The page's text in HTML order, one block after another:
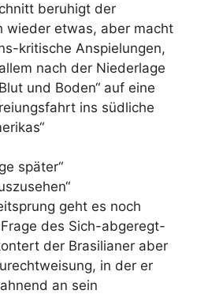
beruhigt der
wieder etwas, aber macht
kritische Anspielungen,
nach der Niederlage
und Boden“ auf eine
ins südliche
später“
geht es noch
des Sich-abgeregt-
der Brasilianer aber
in der er
an sein